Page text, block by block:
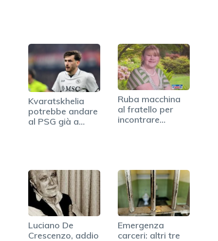
Kvaratskhelia
potrebbe andare
al PSG già a
Ruba macchina
al fratello per
incontrare
Luciano De
Crescenzo, addio
Emergenza
carceri: altri tre